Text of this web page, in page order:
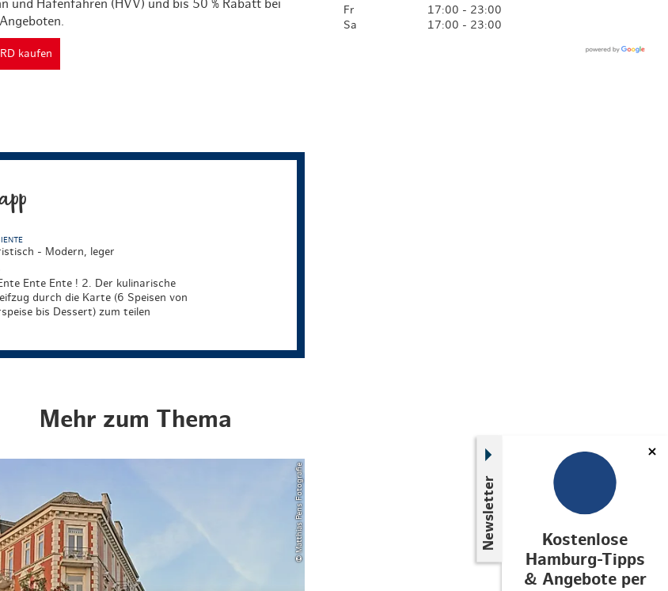
Newsletter
Kostenlose
Hamburg-Tipps
& Angebote per
und Hafenfähren (HVV) und bis 50 % Rabatt bei
kaufen
- Modern, leger
Ente Ente ! 2. Der kulinarische
durch die Karte (6 Speisen von
bis Dessert) zum teilen
Fr
17:00 - 23:00
Sa
17:00 - 23:00
Mehr zum Thema
© Matthias Pens Fotografie